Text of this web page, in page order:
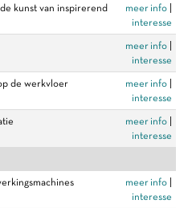
kunst van inspirerend
meer info
interesse
meer info
interesse
de werkvloer meer info
interesse
meer info
interesse
meer info
interesse